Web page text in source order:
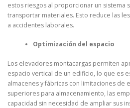
estos riesgos al proporcionar un sistema
transportar materiales. Esto reduce las
a accidentes laborales.
Optimización del espacio
Los elevadores montacargas permiten
espacio vertical de un edificio, lo que es
almacenes y fábricas con limitaciones de
superiores para almacenamiento, las
capacidad sin necesidad de ampliar sus